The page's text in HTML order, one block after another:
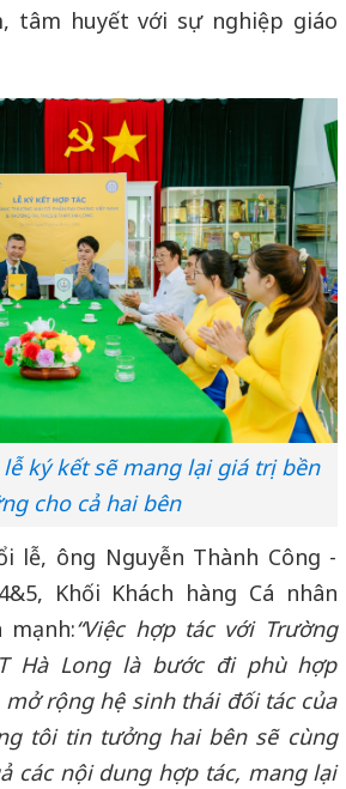
tâm huyết với sự nghiệp giáo
ký kết sẽ mang lại giá trị bền
cho cả hai bên
lễ, ông Nguyễn Thành Công -
Khối Khách hàng Cá nhân
mạnh:“Việc hợp tác với Trường
Hà Long là bước đi phù hợp
rộng hệ sinh thái đối tác của
tôi tin tưởng hai bên sẽ cùng
các nội dung hợp tác, mang lại